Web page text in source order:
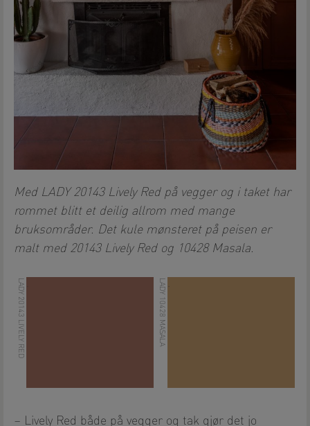
Med LADY 20143 Lively Red på vegger og i taket har
rommet blitt et deilig allrom med mange
bruksområder. Det kule mønsteret på peisen er
malt med 20143 Lively Red og 10428 Masala.
LADY 20143 LIVELY RED LADY 10428 MASALA .
– Lively Red både på vegger og tak gjør det jo